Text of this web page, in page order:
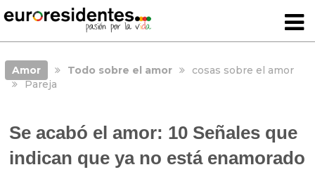
Amor Todo sobre el amor
cosas sobre el amor
Pareja
Se acabó el amor: 10 Señales que
indican que ya no está enamorado